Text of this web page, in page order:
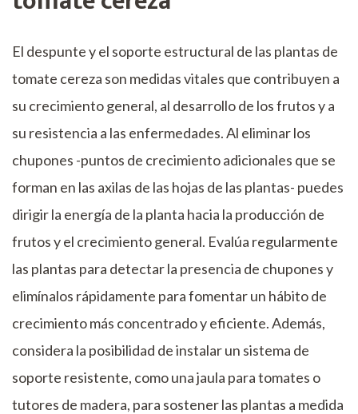
El despunte y el soporte estructural de las plantas de
tomate cereza son medidas vitales que contribuyen a
su crecimiento general, al desarrollo de los frutos y a
su resistencia a las enfermedades. Al eliminar los
chupones -puntos de crecimiento adicionales que se
forman en las axilas de las hojas de las plantas- puedes
dirigir la energía de la planta hacia la producción de
frutos y el crecimiento general. Evalúa regularmente
las plantas para detectar la presencia de chupones y
elimínalos rápidamente para fomentar un hábito de
crecimiento más concentrado y eficiente. Además,
considera la posibilidad de instalar un sistema de
soporte resistente, como una jaula para tomates o
tutores de madera, para sostener las plantas a medida